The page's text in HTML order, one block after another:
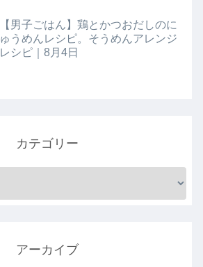
【男子ごはん】鶏とかつおだしのに
ゅうめんレシピ。そうめんアレンジ
レシピ｜8月4日
カテゴリー
アーカイブ